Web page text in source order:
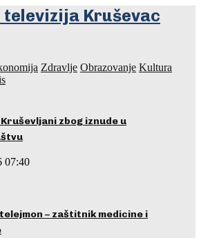
Zdravlje Obrazovanje Kultura
zbog iznude u
07:40
– zaštitnik medicine i